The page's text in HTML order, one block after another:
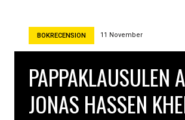
o
k
o
m
BOKRECENSION 11 November
PAPPAKLAUSULEN
JONAS HASSEN